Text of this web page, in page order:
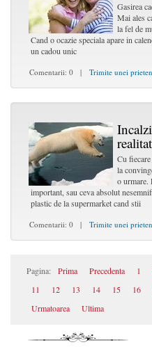
Gasirea
Mai ales
la fel de
Cand o ocazie speciala apare in
un cadou unic
Comentarii: 0 | Trimite unei
Cu
la
o urmare.
important, sau ceva absolut
plastic de la supermarket cand stii
Comentarii: 0 | Trimite unei
Pagina: Prima Precedenta 1
11
12 13 14 15 16
Urmatoarea
Ultima